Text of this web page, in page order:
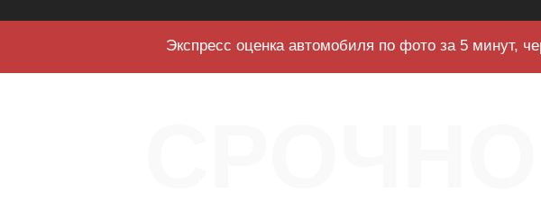
Экспресс оценка автомобиля по фото за 5 минут,